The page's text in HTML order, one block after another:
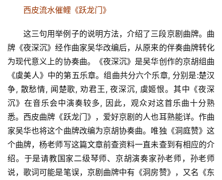
西皮流水催鲤《跃龙门》
这三句用举例子的说明方法，介绍了三段京剧曲牌。 曲
牌 《夜深沉》经作曲家吴华改编后，从原来的伴奏曲牌转化
为现代意义上的协奏曲。
《夜深沉》是吴华创作的京胡组曲
《虞美人》中的第五乐章。组曲共分六个乐章, 分别是:楚汉
争, 散愁情, 闻楚歌, 劝君王, 夜深沉, 虞姬恨。其中《夜深
沉》在音乐会中演奏较多, 因此，观众对这首乐曲十分熟
悉。西皮曲牌《跃龙门》，爱好京剧的人也耳熟能详。作曲
家吴华也将这个曲牌改编为京胡协奏曲。唯独《洞庭赞》这
个曲牌，杨老师写这篇文章前查资料一直未查到有相应的介
绍。于是请教国家二级琴师、京胡演奏家孙老师，孙老师
说，歌词可能是笔误，京剧曲牌中有《洞房赞》，又名《东